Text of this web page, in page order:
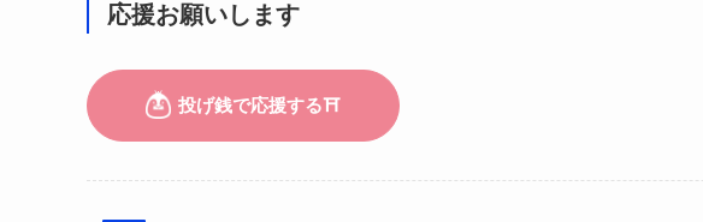
応援お願いします